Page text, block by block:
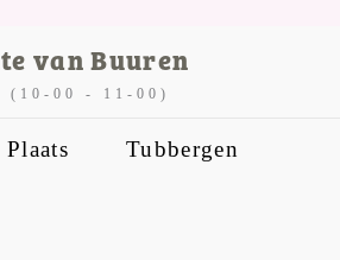
van Buuren
(10-00 - 11-00)
Plaats Tubbergen